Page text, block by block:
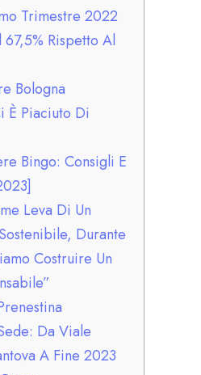
Trimestre 2022
Rispetto Al
Bologna
È Piaciuto Di
Bingo: Consigli E
Leva Di Un
Durante
Costruire Un
Da Viale
A Fine 2023